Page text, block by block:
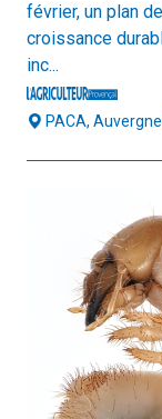
février, un plan
croissance
inc...
PACA,